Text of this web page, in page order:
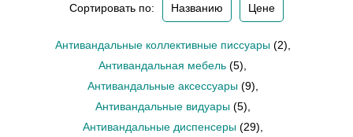
Сортировать по: Названию Цене
Антивандальные коллективные писсуары (2)
Антивандальная мебель (5)
Антивандальные аксессуары (9)
Антивандальные видуары (5)
Антивандальные диспенсеры (29)